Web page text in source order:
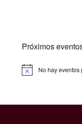
Próximos
No hay eventos